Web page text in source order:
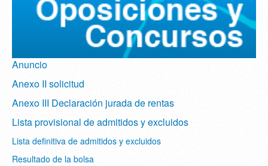
Anuncio
Anexo II solicitud
Anexo III Declaración jurada de rentas
Lista provisional de admitidos y excluidos
Lista definitiva de admitidos y excluidos
Resultado de la bolsa